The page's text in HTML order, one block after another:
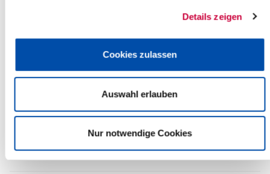
Details zeigen
Cookies zulassen
Auswahl erlauben
Nur notwendige Cookies
Leaflet| ©OpenStreetMapcontributors